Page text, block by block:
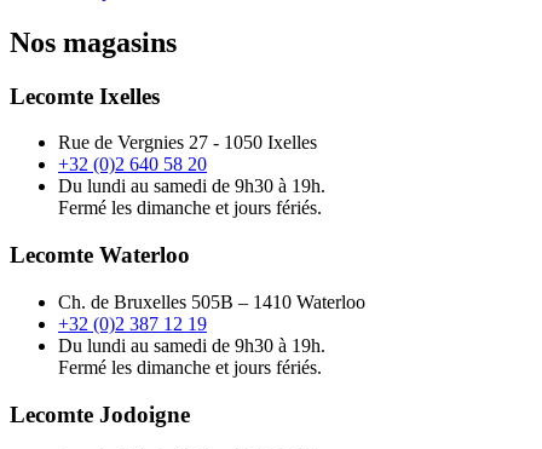
Nos magasins
Lecomte Ixelles
Rue de Vergnies 27 - 1050 Ixelles
+32 (0)2 640 58 20
Du lundi au samedi de 9h30 à 19h.
Fermé les dimanche et jours fériés.
Lecomte Waterloo
Ch. de Bruxelles 505B – 1410 Waterloo
+32 (0)2 387 12 19
Du lundi au samedi de 9h30 à 19h.
Fermé les dimanche et jours fériés.
Lecomte Jodoigne